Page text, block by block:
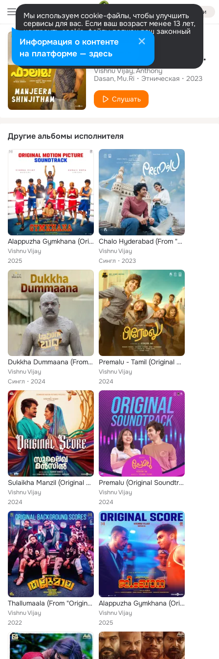
Войти
Мы используем cookie-файлы, чтобы улучшить
сервисы для вас. Если ваш возраст менее 13 лет,
настроить cookie-файлы должен ваш законный
представитель. Больше информации
Разрешить все Настроить
Сингл
Manjeera Shinjitham (From "Falimy")
Vishnu Vijay Anthony
Dasan Mu.Ri Этническая 2023
Слушать
Другие альбомы исполнителя
Alappuzha Gymkhana (Original Motion Picture Soundtrack)
Vishnu Vijay
2025
Chalo Hyderabad (From "Premalu")
Vishnu Vijay
Сингл
2023
Dukkha Dummaana (From "Laughing Buddha")
Vishnu Vijay
Сингл
2024
Premalu - Tamil (Original Motion Picture Soundtrack)
Vishnu Vijay
2024
Sulaikha Manzil (Original Score)
Vishnu Vijay
2024
Premalu (Original Soundtrack)
Vishnu Vijay
2024
Thallumaala (From "Original Background Scores")
Vishnu Vijay
2022
Alappuzha Gymkhana (Original Score)
Vishnu Vijay
2025
Информация о контенте
на платформе — здесь